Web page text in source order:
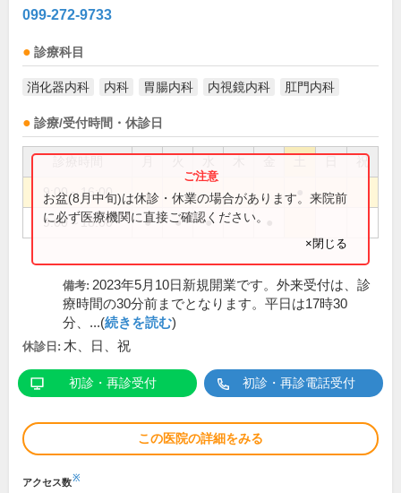
099-272-9733
診療科目
消化器内科 内科 胃腸内科 内視鏡内科 肛門内科
診療/受付時間・休診日
祝
9:00～16:00
9:00～18:00 ● ● ●
お盆(8月中旬)は休診・休業の場合があります。来院前
に必ず医療機関に直接ご確認ください。
×閉じる
備考: 2023年5月10日新規開業です。外来受付は、診
療時間の30分前までとなります。平日は17時30
分、...(続きを読む)
休診日: 木、日、祝
初診・再診受付 初診・再診電話受付
この医院の詳細をみる
アクセス数※